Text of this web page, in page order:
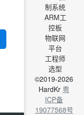
制系统
ARM工
控板
物联网
平台
工程师
选型
©2019-2026
HardKr 粤
ICP备
19077568号